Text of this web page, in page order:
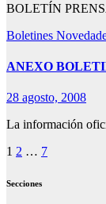
BOLETÍN
Boletines
ANEXO
28 agosto, 2008
La información
Paginación
de
1 2 … 7
Secciones